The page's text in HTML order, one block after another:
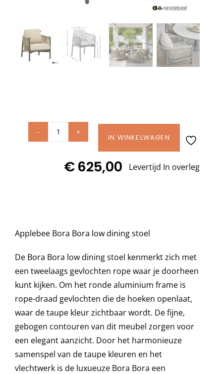
Deck Chairs + voetbanken
Ligbedden
Beschermhoezen
Verlichting
Onderhoud
Accessoires en Kado
Applebee
BORA
IN WINKELWAGEN
€625,00 Levertijd In overleg
Applebee Bora Bora low dining stoel
De Bora Bora low dining stoel kenmerkt zich met
een tweelaags gevlochten rope waar je doorheen
kunt kijken. Om het ronde aluminium frame is
rope-draad gevlochten die de hoeken openlaat,
waar de taupe kleur zichtbaar wordt. De fijne,
gebogen contouren van dit meubel zorgen voor
een elegant aanzicht. Door het harmonieuze
samenspel van de taupe kleuren en het
vlechtwerk is de luxueuze Bora Bora een